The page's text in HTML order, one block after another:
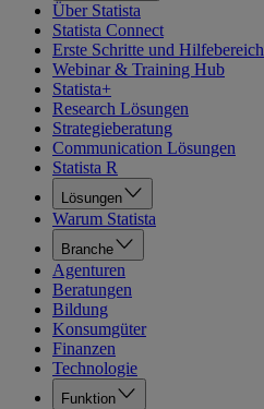
Über Statista
Statista Connect
Erste Schritte und Hilfebereich
Webinar & Training Hub
Statista+
Research Lösungen
Strategieberatung
Communication Lösungen
Statista R
Lösungen
Warum Statista
Branche
Agenturen
Beratungen
Bildung
Konsumgüter
Finanzen
Technologie
Funktion